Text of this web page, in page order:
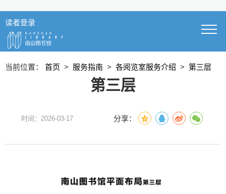
读者登录
当前位置： 首页 > 服务指南 > 各阅览室服务介绍 > 第三层
第三层
时间：2026-03-17 分享：